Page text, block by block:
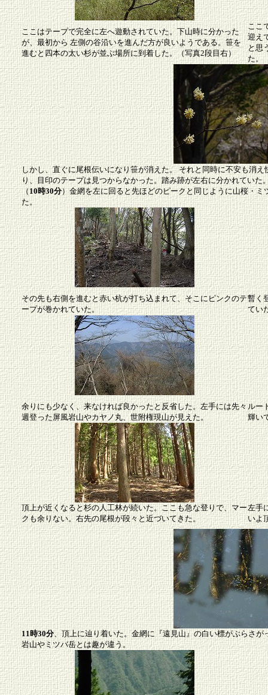
ここはテープで完全に左へ遊動されていた。下山時に分かった
が、最初から 左側の谷沿いを進んだ方が良いようである。笹を
進むと四本の太い杉が並ぶ場所に到着した。（写真2段目右）
ここ
迎え
と思
た。
しかし、直ぐに尾根伝いになり笹が消えた。 それと同時に不安も消
り、目印のテープは見つからなかった。踏み跡が左右に分かれてい
（ 10時30分）金網を左に回ると先ほどのピークと同じように山桜・
た。
その先も右側を進むと赤い杭が打ち込まれて、そこにピンクのテ
ープが巻かれていた。
暫く
てい
余りにも少なく、来なければ良かったと反省した。左手には先々
週登った屏風岩山やカヤノ丸、世附権現山が見えた。
ルー
輝い
頂上が近くなると杉の人工林が続いた。ここも急な登りで、マー
クも余りない。右先の尾根が段々と近づいてきた。
左手
いよ
11時30分、頂上に辿り着いた。金網に『遠見山』の白い標がぶらさ
岩山やミツバ岳とは趣が違う。